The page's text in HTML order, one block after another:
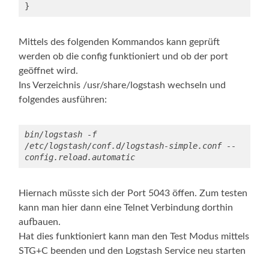
}
Mittels des folgenden Kommandos kann geprüft
werden ob die config funktioniert und ob der port
geöffnet wird.
Ins Verzeichnis /usr/share/logstash wechseln und
folgendes ausführen:
bin/logstash -f
/etc/logstash/conf.d/logstash-simple.conf --
config.reload.automatic
Hiernach müsste sich der Port 5043 öffen. Zum testen
kann man hier dann eine Telnet Verbindung dorthin
aufbauen.
Hat dies funktioniert kann man den Test Modus mittels
STG+C beenden und den Logstash Service neu starten